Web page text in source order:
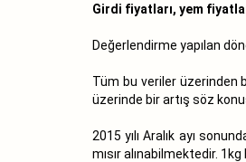
Girdi fiyatları, yem
Değerlendirme yapılan
Tüm bu veriler üzerinden
üzerinde bir artış söz
2015 yılı Aralık ayı
mısır alınabilmektedir.